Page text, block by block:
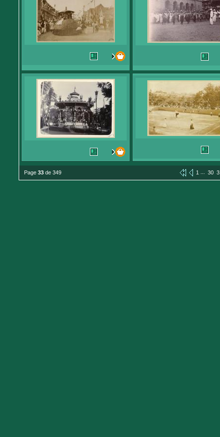
Page 33 de 349 1 ... 30